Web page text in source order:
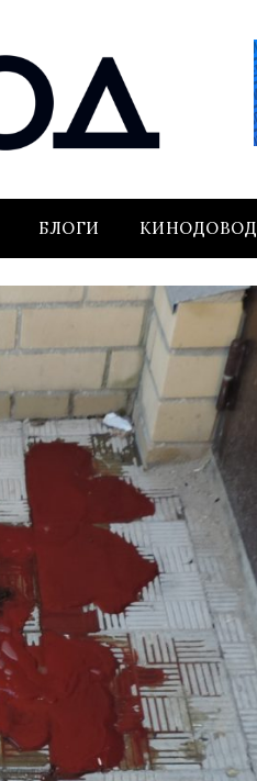
БЛОГИ КИНОДОВОД